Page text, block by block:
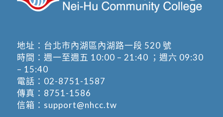
地址： 台北市內湖區內湖路一段 520 號
時間：週一至週五 10:00 – 21:40 ；週六 09:30
– 15:40
電話： 02-8751-1587
傳真：8751-1586
信箱： support@nhcc.tw